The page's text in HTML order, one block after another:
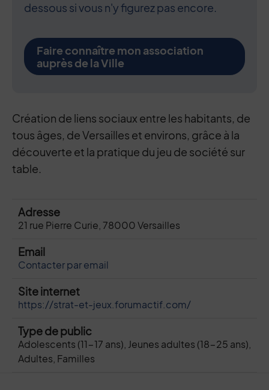
dessous si vous n'y figurez pas encore.
Faire connaître mon association
auprès de la Ville
Contenu de la fiche d'annuaire
Création de liens sociaux entre les habitants, de
tous âges, de Versailles et environs, grâce à la
découverte et la pratique du jeu de société sur
table.
Adresse
21 rue Pierre Curie, 78000 Versailles
Email
Contacter par email
Site internet
https://strat-et-jeux.forumactif.com/
Type de public
Adolescents (11-17 ans), Jeunes adultes (18-25 ans),
Adultes, Familles